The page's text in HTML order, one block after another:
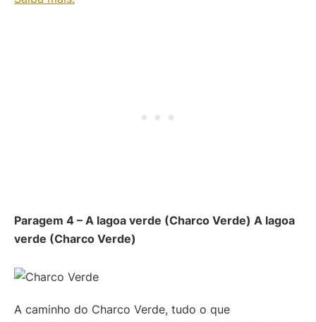
Paragem 4 – A lagoa verde (Charco Verde) A lagoa
verde (Charco Verde)
A caminho do Charco Verde, tudo o que